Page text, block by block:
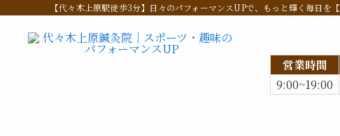
【代々木上原駅徒歩3分】日々のパフォーマンスUPで、もっと輝く毎日を
営業時間
9:00~19:00